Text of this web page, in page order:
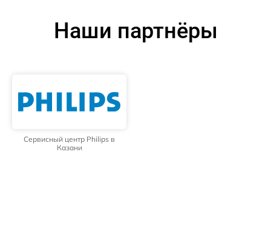
Наши партнёры
Сервисный центр Philips в
Казани